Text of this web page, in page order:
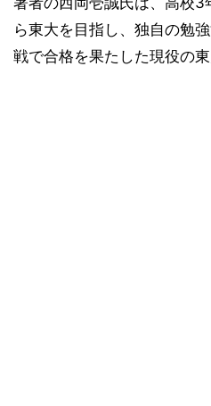
ら東大を目指し、独自の勉
戦で合格を果たした現役の東